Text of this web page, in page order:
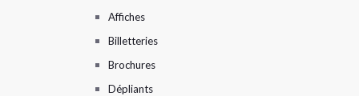
Affiches
Billetteries
Brochures
Dépliants